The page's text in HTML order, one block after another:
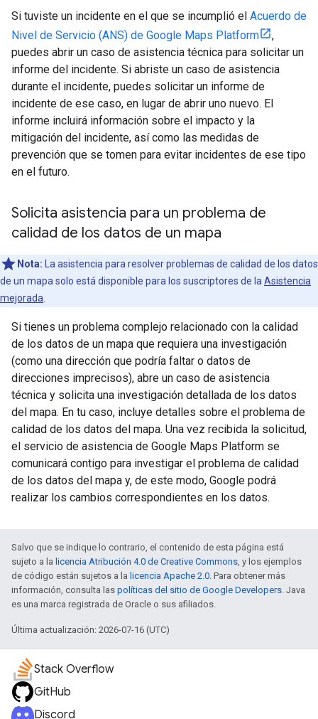
Si tuviste un incidente en el que se incumplió el Acuerdo de
Nivel de Servicio (ANS) de Google Maps Platform
,
puedes abrir un caso de asistencia técnica para solicitar un
informe del incidente. Si abriste un caso de asistencia
durante el incidente, puedes solicitar un informe de
incidente de ese caso, en lugar de abrir uno nuevo. El
informe incluirá información sobre el impacto y la
mitigación del incidente, así como las medidas de
prevención que se tomen para evitar incidentes de ese tipo
en el futuro.
Solicita asistencia para un problema de
calidad de los datos de un mapa
Nota: La asistencia para resolver problemas de calidad de los datos
de un mapa solo está disponible para los suscriptores de la Asistencia
mejorada
Si tienes un problema complejo relacionado con la calidad
de los datos de un mapa que requiera una investigación
(como una dirección que podría faltar o datos de
direcciones imprecisos), abre un caso de asistencia
técnica y solicita una investigación detallada de los datos
del mapa. En tu caso, incluye detalles sobre el problema de
calidad de los datos del mapa. Una vez recibida la solicitud,
el servicio de asistencia de Google Maps Platform se
comunicará contigo para investigar el problema de calidad
de los datos del mapa y, de este modo, Google podrá
realizar los cambios correspondientes en los datos.
Salvo que se indique lo contrario, el contenido de esta página está
sujeto a la licencia Atribución 4.0 de Creative Commons , y los ejemplos
de código están sujetos a la licencia Apache 2.0 . Para obtener más
información, consulta las políticas del sitio de Google Developers . Java
es una marca registrada de Oracle o sus afiliados.
Última actualización: 2026-07-16 (UTC)
Stack Overflow
GitHub
Discord